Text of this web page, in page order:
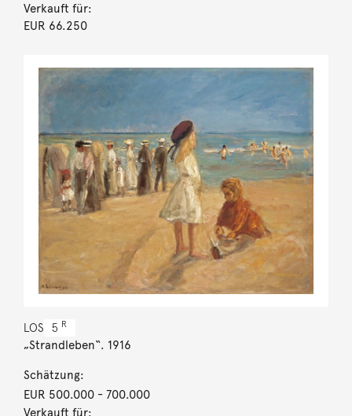
Verkauft für:
EUR 66.250
LOS 5 R
„Strandleben“. 1916
Schätzung:
EUR 500.000- 700.000
Verkauft für: